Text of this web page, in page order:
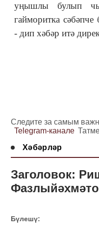
уңышлы булып
гайморитка
- дип хәбәр итә
Следите за самым
Telegram-канале
Хәбәрләр
Заголовок:
Бүлешү: